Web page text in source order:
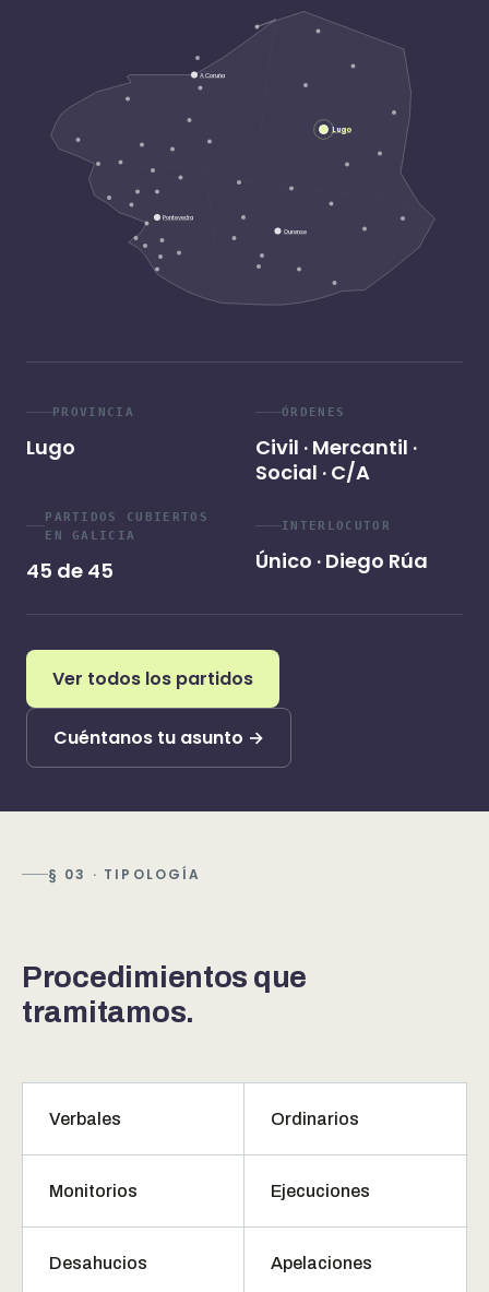
A Coruña
Lugo
Ourense
Pontevedra
PROVINCIA
Lugo
ÓRDENES
Civil · Mercantil ·
Social · C/A
PARTIDOS CUBIERTOS
EN GALICIA
45 de 45
INTERLOCUTOR
Único · Diego Rúa
Ver todos los partidos
Cuéntanos tu asunto →
§ 03 · TIPOLOGÍA
Procedimientos que
tramitamos.
Verbales Ordinarios
Monitorios Ejecuciones
Desahucios Apelaciones